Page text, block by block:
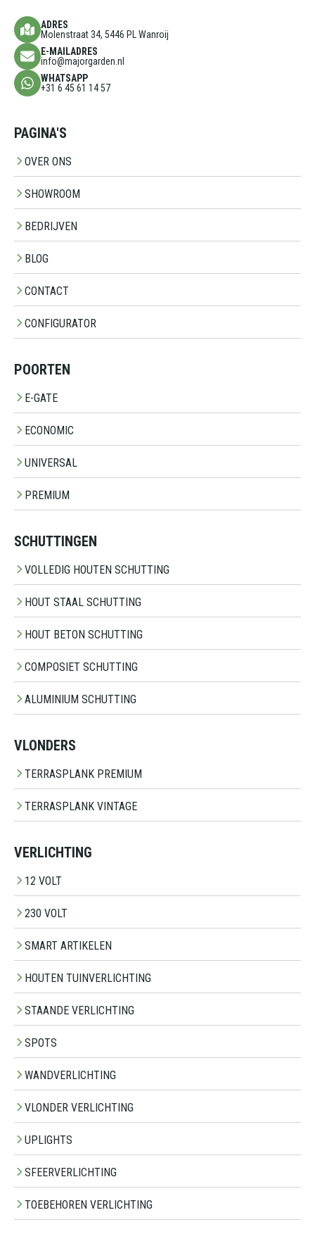
ADRES
Molenstraat 34, 5446 PL Wanroij
E-MAILADRES
info@majorgarden.nl
WHATSAPP
+31 6 45 61 14 57
PAGINA'S
OVER ONS
SHOWROOM
BEDRIJVEN
BLOG
CONTACT
CONFIGURATOR
POORTEN
E-GATE
ECONOMIC
UNIVERSAL
PREMIUM
SCHUTTINGEN
VOLLEDIG HOUTEN SCHUTTING
HOUT STAAL SCHUTTING
HOUT BETON SCHUTTING
COMPOSIET SCHUTTING
ALUMINIUM SCHUTTING
VLONDERS
TERRASPLANK PREMIUM
TERRASPLANK VINTAGE
VERLICHTING
12 VOLT
230 VOLT
SMART ARTIKELEN
HOUTEN TUINVERLICHTING
STAANDE VERLICHTING
SPOTS
WANDVERLICHTING
VLONDER VERLICHTING
UPLIGHTS
SFEERVERLICHTING
TOEBEHOREN VERLICHTING